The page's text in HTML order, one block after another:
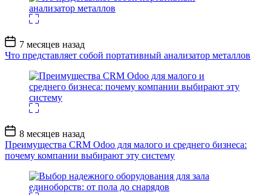
Дата
записи
7 месяцев назад
Что представляет собой портативный анализатор металлов
Дата
записи
8 месяцев назад
Преимущества CRM Odoo для малого и среднего бизнеса:
почему компании выбирают эту систему